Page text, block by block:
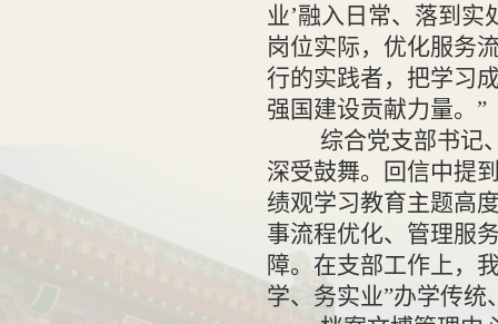
业’融入日常、落到
岗位实际，优化服务
行的实践者，把学习
强国建设贡献力量。”
综合党支部书记
深受鼓舞。回信中提
绩观学习教育主题高
事流程优化、管理服
障。在支部工作上，
学、务实业”办学传